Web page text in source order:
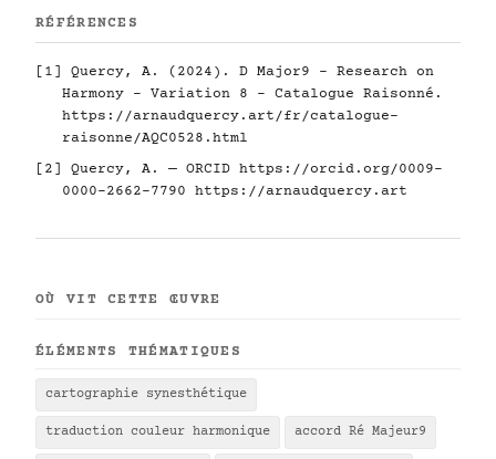
RÉFÉRENCES
[1] Quercy, A. (2024). D Major9 - Research on
Harmony - Variation 8 - Catalogue Raisonné.
https://arnaudquercy.art/fr/catalogue-
raisonne/AQC0528.html
[2] Quercy, A. — ORCID https://orcid.org/0009-
0000-2662-7790
https://arnaudquercy.art
OÙ VIT CETTE ŒUVRE
ÉLÉMENTS THÉMATIQUES
cartographie synesthétique
traduction couleur harmonique accord Ré Majeur9